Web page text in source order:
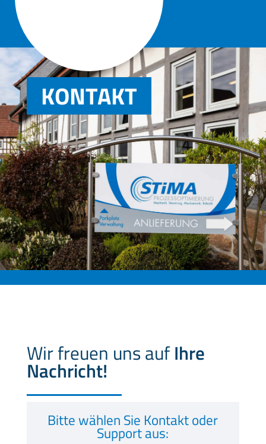
KONTAKT
Wir freuen uns aufIhre
Nachricht!
Bitte wählen Sie Kontakt oder
Support aus: